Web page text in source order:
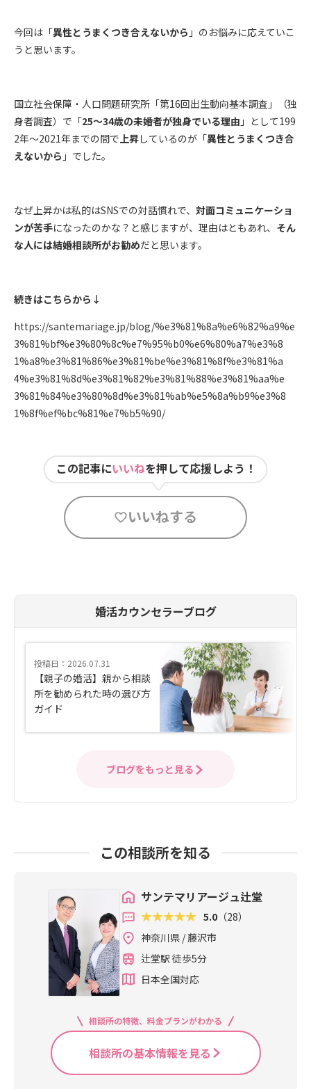
今回は「異性とうまくつき合えないから 」のお悩みに応えていこ
うと思います。
国立社会保障・人口問題研究所「第16回出生動向基本調査」（独
身者調査）で「25～34歳の未婚者が独身でいる理由 」として199
2年～2021年までの間で上昇しているのが「異性とうまくつき合
えないから 」でした。
なぜ上昇かは私的はSNSでの対話慣れで、 対面コミュニケーショ
ンが苦手になったのかな？と感じますが、理由はともあれ、 そん
な人には結婚相談所がお勧めだと思います。
続きはこちらから↓
https://santemariage.jp/blog/%e3%81%8a%e6%82%a9%e
3%81%bf%e3%80%8c%e7%95%b0%e6%80%a7%e3%8
1%a8%e3%81%86%e3%81%be%e3%81%8f%e3%81%a
4%e3%81%8d%e3%81%82%e3%81%88%e3%81%aa%e
3%81%84%e3%80%8d%e3%81%ab%e5%8a%b9%e3%8
1%8f%ef%bc%81%e7%b5%90/
この記事にいいねを押して応援しよう！
いいねする
婚活カウンセラーブログ
投稿日：2026.07.31
【親子の婚活】親から相談
所を勧められた時の選び方
ガイド
ブログをもっと見る
この相談所を知る
サンテマリアージュ辻堂
5.0 （28）
神奈川県 / 藤沢市
辻堂駅 徒歩5分
日本全国対応
相談所の特徴、料金プランがわかる
相談所の基本情報を見る